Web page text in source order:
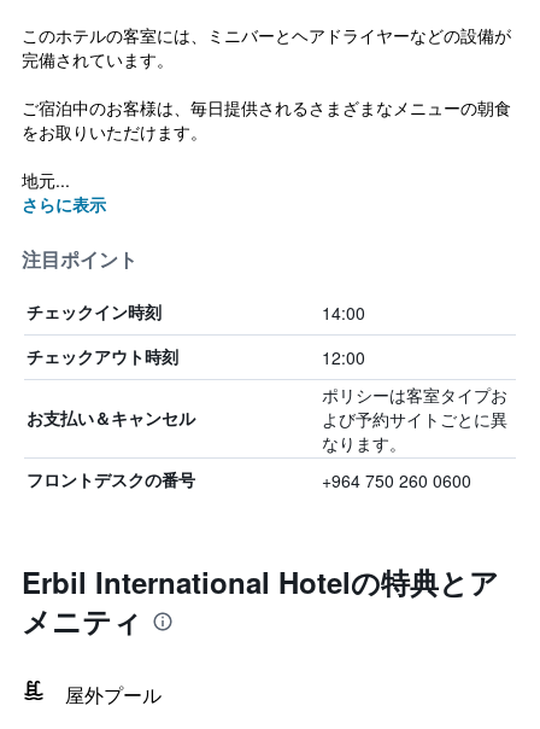
このホテルの客室には、ミニバーとヘアドライヤーなどの設備が
完備されています。
ご宿泊中のお客様は、毎日提供されるさまざまなメニューの朝食
をお取りいただけます。
地元...
さらに表示
注目ポイント
チェックイン時刻 14:00
チェックアウト時刻 12:00
お支払い＆キャンセル
ポリシーは客室タイプお
よび予約サイトごとに異
なります。
フロントデスクの番号 +964 750 260 0600
Erbil International Hotelの特典とア
メニティ
屋外プール